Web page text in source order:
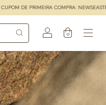
CASHBACK EM TODAS AS COMPRAS
0